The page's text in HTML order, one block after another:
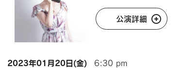
公演詳細
2023年01月20日(金) 6:30 pm